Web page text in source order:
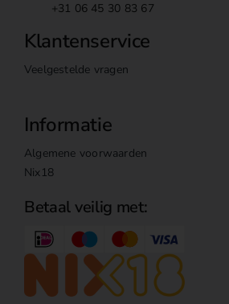
+31 06 45 30 83 67
Klantenservice
Veelgestelde vragen
Informatie
Algemene voorwaarden
Nix18
Betaal veilig met: